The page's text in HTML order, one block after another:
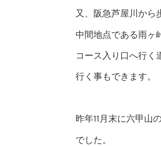
又、阪急芦屋川から
中間地点である雨ヶ
コース入り口へ行く
行く事もできます。
昨年11月末に六甲山
でした。